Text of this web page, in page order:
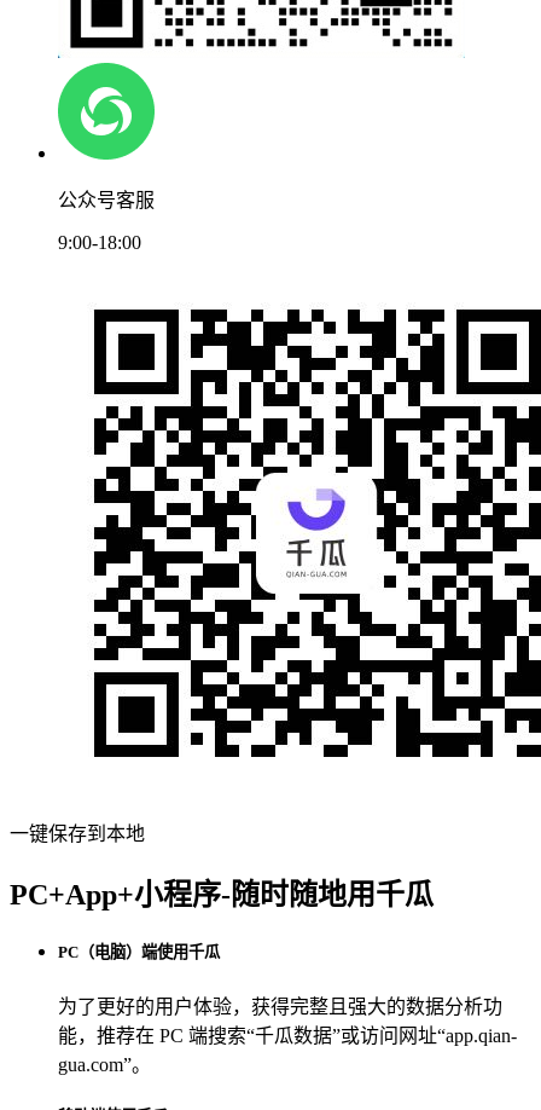
公众号客服
9:00-18:00
一键保存到本地
PC+App+小程序-随时随地用千瓜
PC（电脑）端使用千瓜
为了更好的用户体验，获得完整且强大的数据分析功
能，推荐在 PC 端搜索“千瓜数据”或访问网址“app.qian-
gua.com”。